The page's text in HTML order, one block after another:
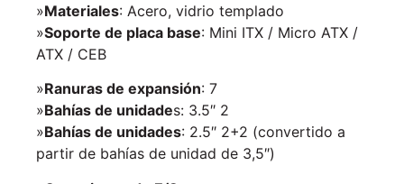
»Materiales: Acero, vidrio templado
»Soporte de placa base: Mini ITX / Micro ATX /
ATX / CEB
»Ranuras de expansión: 7
»Bahías de unidades: 3.5″ 2
»Bahías de unidades: 2.5″ 2+2 (convertido a
partir de bahías de unidad de 3,5″)